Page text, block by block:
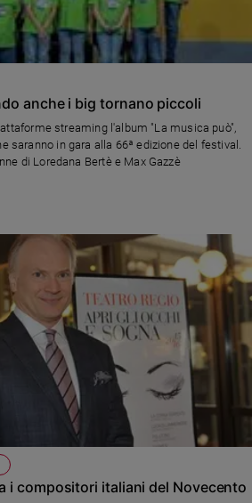
anche i big tornano piccoli
streaming l'album "La musica può",
saranno in gara alla 66ª edizione del festival.
di Loredana Bertè e Max Gazzè
i compositori italiani del Novecento